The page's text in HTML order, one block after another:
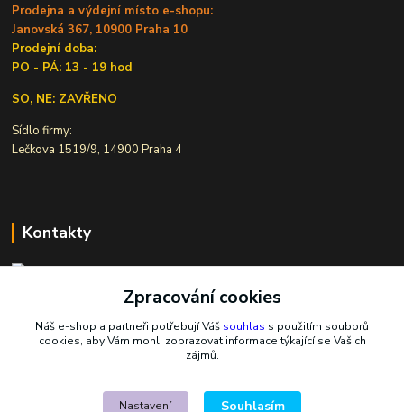
Prodejna a výdejní místo e-shopu:
Janovská 367, 10900 Praha 10
Prodejní doba:
PO - PÁ: 13 - 19 hod
SO, NE: ZAVŘENO
Sídlo firmy:
Lečkova 1519/9, 14900 Praha 4
Kontakty
Ivana Šiková
+420 607 146 238
Po-Pá, 8-18 hod.
Zpracování cookies
Náš e-shop a partneři potřebují Váš souhlas s použitím souborů
cookies, aby Vám mohli zobrazovat informace týkající se Vašich
zájmů.
Nastavení Souhlasím